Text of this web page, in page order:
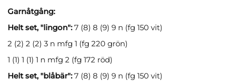
Garnåtgång:
Helt set, "lingon":7 (8) 8 (9) 9 n (fg 150 vit)
2 (2) 2 (2) 3 n mfg 1 (fg 220 grön)
1 (1) 1 (1) 1 n mfg 2 (fg 172 röd)
Helt set, "blåbär":7 (8) 8 (9) 9 n (fg 150 vit)